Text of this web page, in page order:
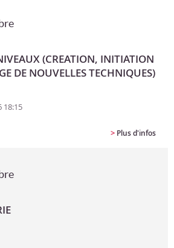
(CREATION, INITIATION
DE NOUVELLES TECHNIQUES)
18:15
> Plus d'infos